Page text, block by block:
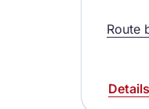
Route